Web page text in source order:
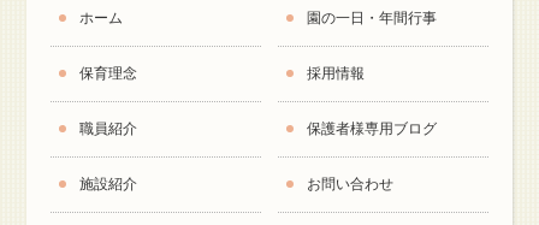
ホーム
保育理念
職員紹介
施設紹介
園の一日・年間行事
採用情報
保護者様専用ブログ
お問い合わせ